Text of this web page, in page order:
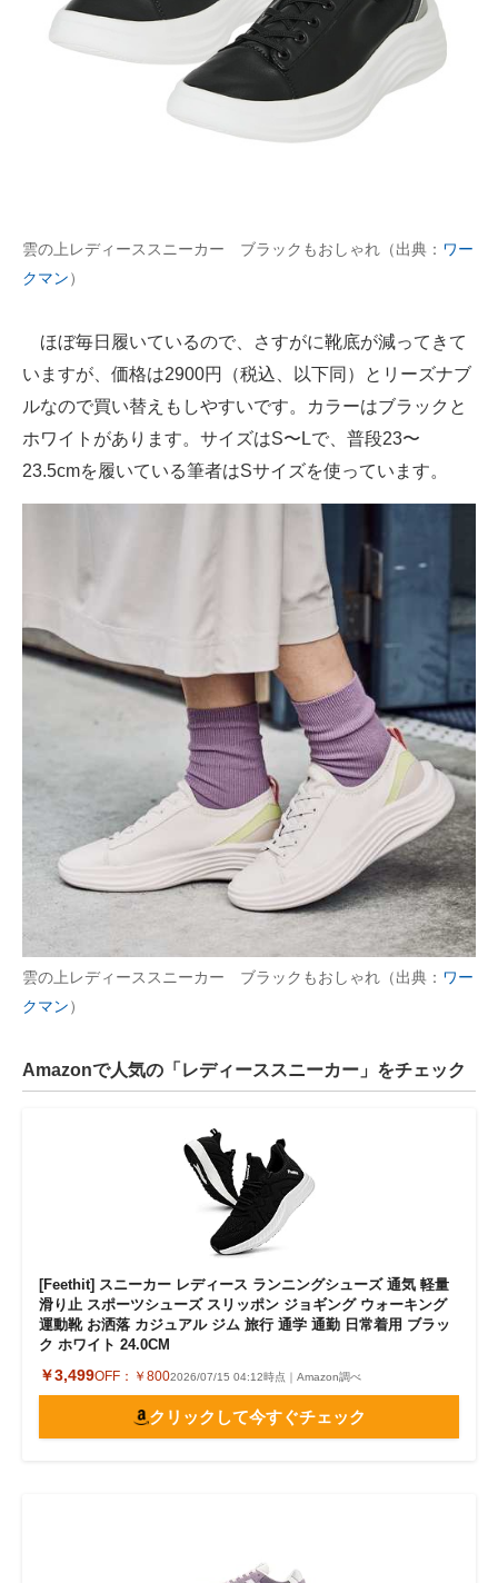
雲の上レディーススニーカー ブラックもおしゃれ（出典： ワー
クマン）
ほぼ毎日履いているので、さすがに靴底が減ってきて
いますが、価格は2900円（税込、以下同）とリーズナブ
ルなので買い替えもしやすいです。カラーはブラックと
ホワイトがあります。サイズはS〜Lで、普段23〜
23.5cmを履いている筆者はSサイズを使っています。
雲の上レディーススニーカー ブラックもおしゃれ（出典： ワー
クマン）
Amazonで人気の「レディーススニーカー」をチェック
[Feethit] スニーカー レディース ランニングシューズ 通気 軽量
滑り止 スポーツシューズ スリッポン ジョギング ウォーキング
運動靴 お洒落 カジュアル ジム 旅行 通学 通勤 日常着用 ブラッ
ク ホワイト 24.0CM
￥3,499OFF： ￥8002026/07/15 04:12時点｜Amazon調べ
クリックして今すぐチェック